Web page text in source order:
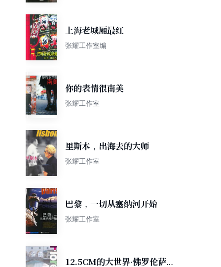
上海老城厢最红
张耀工作室编
你的表情很南美
张耀工作室
里斯本，出海去的大师
张耀工作室
巴黎，一切从塞纳河开始
张耀工作室
12.5CM的大世界·佛罗伦萨，